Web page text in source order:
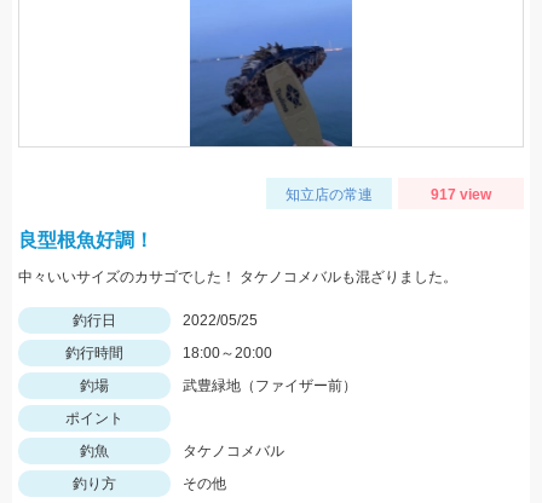
知立店の常連 917 view
良型根魚好調！
中々いいサイズのカサゴでした！ タケノコメバルも混ざりました。
釣行日
2022/05/25
釣行時間
18:00～20:00
釣場
武豊緑地（ファイザー前）
ポイント
釣魚
タケノコメバル
釣り方
その他